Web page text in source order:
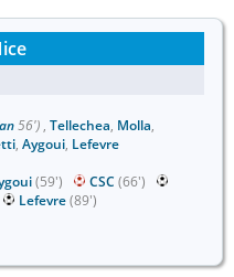
56') , Tellechea, Molla,
, Aygoui, Lefevre
(59') CSC (66')
Lefevre(89')